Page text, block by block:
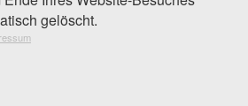
gelöscht.